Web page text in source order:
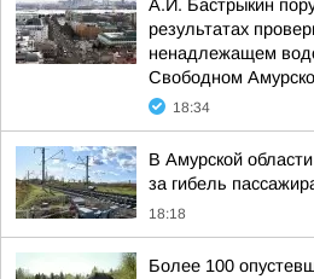
А.И. Бастрыкин
результатах
ненадлежащем
Свободном
18:34
В Амурской
за гибель
18:18
Более 100